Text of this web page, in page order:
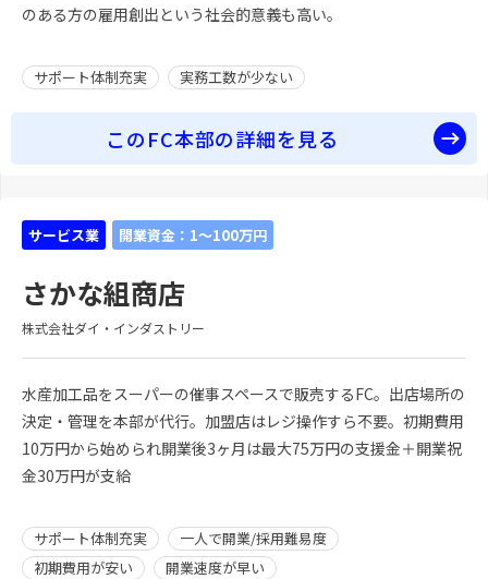
のある方の雇用創出という社会的意義も高い。
サポート体制充実 実務工数が少ない
このFC本部の詳細を見る
サービス業 開業資金：1～100万円
さかな組商店
株式会社ダイ・インダストリー
水産加工品をスーパーの催事スペースで販売するFC。出店場所の
決定・管理を本部が代行。加盟店はレジ操作すら不要。初期費用
10万円から始められ開業後3ヶ月は最大75万円の支援金＋開業祝
金30万円が支給
サポート体制充実
一人で開業/採用難易度
初期費用が安い
開業速度が早い